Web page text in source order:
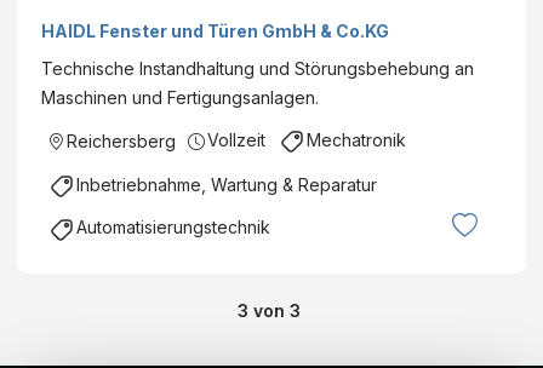
HAIDL Fenster und Türen GmbH & Co.KG
Technische Instandhaltung und Störungsbehebung an
Maschinen und Fertigungsanlagen.
Reichersberg Vollzeit Mechatronik
Inbetriebnahme, Wartung & Reparatur
Automatisierungstechnik
3 von 3